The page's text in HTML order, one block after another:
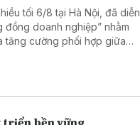
tối 6/8 tại Hà Nội, đã diễn
đồng doanh nghiệp” nhằm
tăng cường phối hợp giữa
triển bền vững